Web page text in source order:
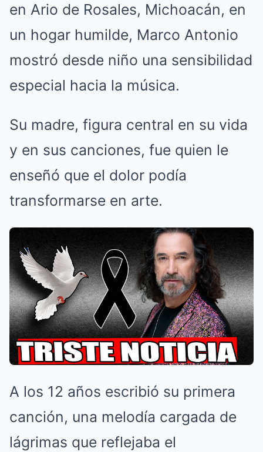
en Ario de Rosales, Michoacán, en
un hogar humilde, Marco Antonio
mostró desde niño una sensibilidad
especial hacia la música.
Su madre, figura central en su vida
y en sus canciones, fue quien le
enseñó que el dolor podía
transformarse en arte.
A los 12 años escribió su primera
canción, una melodía cargada de
lágrimas que reflejaba el